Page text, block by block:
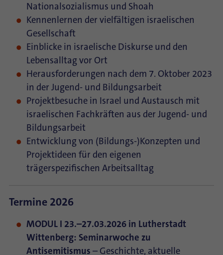
Nationalsozialismus und Shoah
Kennenlernen der vielfältigen israelischen
Gesellschaft
Einblicke in israelische Diskurse und den
Lebensalltag vor Ort
Herausforderungen nach dem 7. Oktober 2023
in der Jugend- und Bildungsarbeit
Projektbesuche in Israel und Austausch mit
israelischen Fachkräften aus der Jugend- und
Bildungsarbeit
Entwicklung von (Bildungs-)Konzepten und
Projektideen für den eigenen
trägerspezifischen Arbeitsalltag
Termine 2026
MODUL I 23.–27.03.2026 in Lutherstadt
Wittenberg: Seminarwoche zu
Antisemitismus – Geschichte, aktuelle